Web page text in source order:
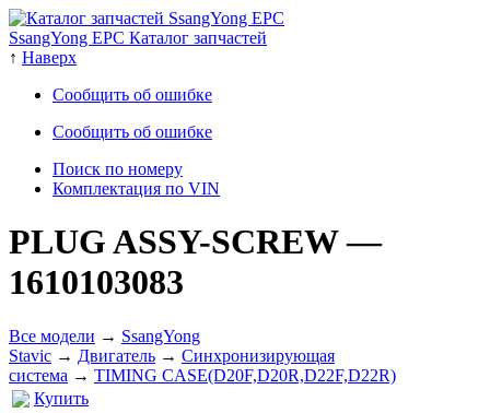
SsangYong EPC Каталог запчастей
↑ Наверх
Сообщить об ошибке
Сообщить об ошибке
Поиск по номеру
Комплектация по VIN
PLUG ASSY-SCREW—
1610103083
Все модели → SsangYong
Stavic → Двигатель → Cинхронизирующая
система → TIMING CASE(D20F,D20R,D22F,D22R)
Купить